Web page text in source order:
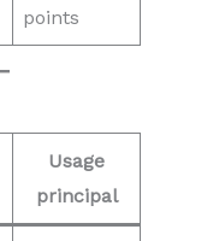
points
Usage
principal